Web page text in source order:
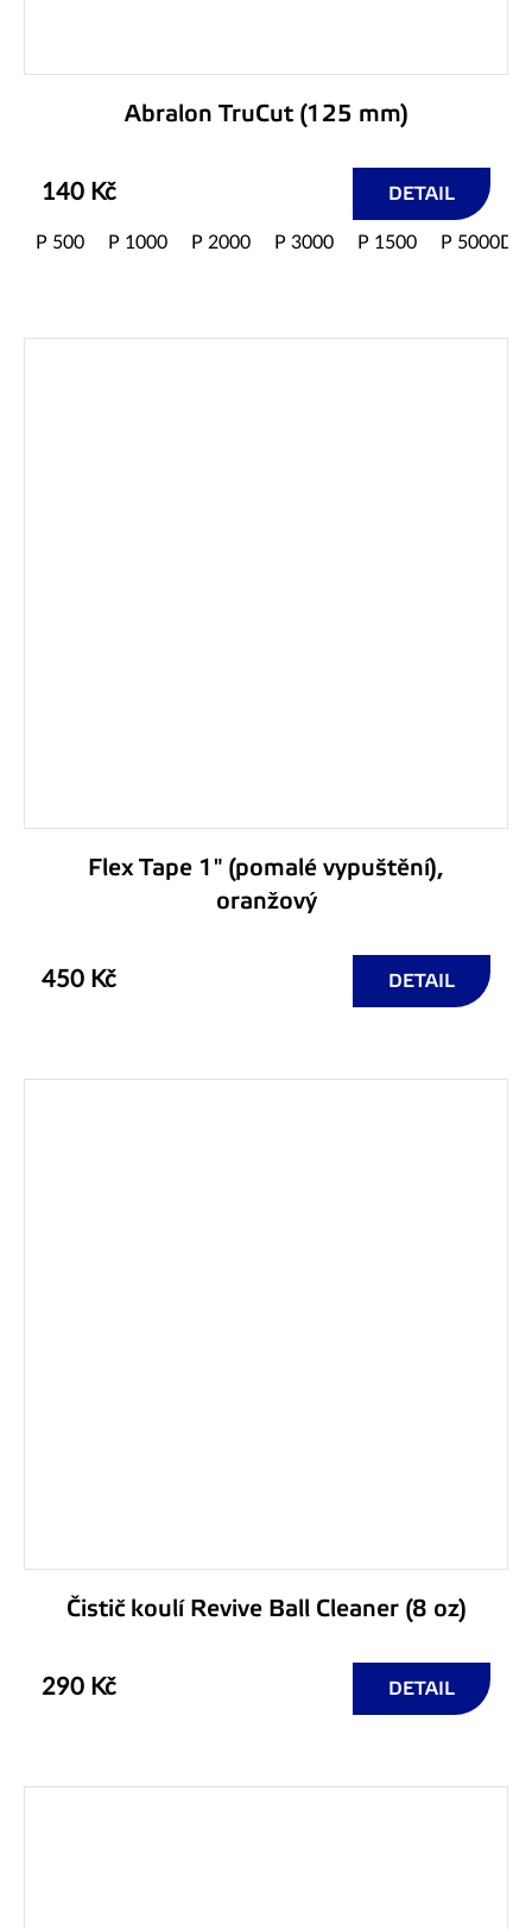
Abralon TruCut (125 mm)
140 Kč DETAIL
P 500 P 1000 P 2000 P 3000 P 1500 P 5000D
Flex Tape 1" (pomalé vypuštění),
oranžový
450 Kč DETAIL
Čistič koulí Revive Ball Cleaner (8 oz)
290 Kč DETAIL